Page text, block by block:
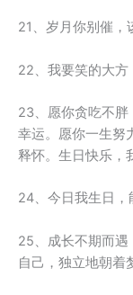
21、岁月你别催，
22、我要笑的大
23、愿你贪吃不胖
幸运。愿你一生努
释怀。生日快乐，
24、今日我生日，
25、成长不期而
自己，独立地朝着